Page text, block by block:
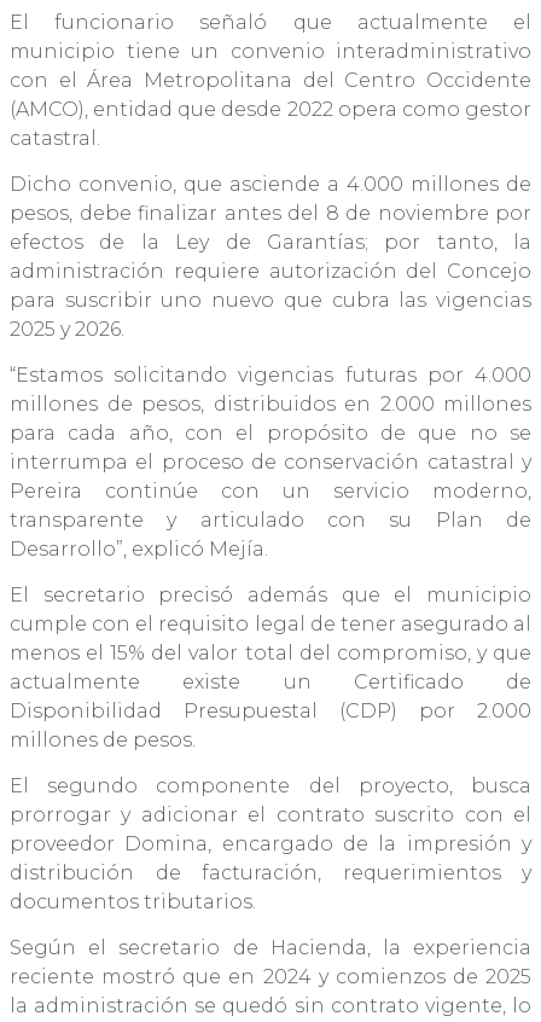
El funcionario señaló que actualmente el
municipio tiene un convenio interadministrativo
con el Área Metropolitana del Centro Occidente
(AMCO), entidad que desde 2022 opera como gestor
catastral.
Dicho convenio, que asciende a 4.000 millones de
pesos, debe finalizar antes del 8 de noviembre por
efectos de la Ley de Garantías; por tanto, la
administración requiere autorización del Concejo
para suscribir uno nuevo que cubra las vigencias
2025 y 2026.
“Estamos solicitando vigencias futuras por 4.000
millones de pesos, distribuidos en 2.000 millones
para cada año, con el propósito de que no se
interrumpa el proceso de conservación catastral y
Pereira continúe con un servicio moderno,
transparente y articulado con su Plan de
Desarrollo”, explicó Mejía.
El secretario precisó además que el municipio
cumple con el requisito legal de tener asegurado al
menos el 15% del valor total del compromiso, y que
actualmente existe un Certificado de
Disponibilidad Presupuestal (CDP) por 2.000
millones de pesos.
El segundo componente del proyecto, busca
prorrogar y adicionar el contrato suscrito con el
proveedor Domina, encargado de la impresión y
distribución de facturación, requerimientos y
documentos tributarios.
Según el secretario de Hacienda, la experiencia
reciente mostró que en 2024 y comienzos de 2025
la administración se quedó sin contrato vigente, lo